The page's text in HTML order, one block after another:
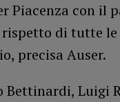
Piacenza con il
rispetto di tutte
precisa Auser.
Bettinardi, Luigi